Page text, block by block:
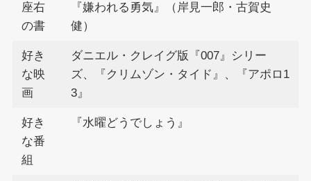
座右
の書
『嫌われる勇気』（岸見一郎・古賀史
健）
好き
な映
画
ダニエル・クレイグ版『007』シリー
ズ、『クリムゾン・タイド』、『アポロ1
3』
好き
な番
組
『水曜どうでしょう』